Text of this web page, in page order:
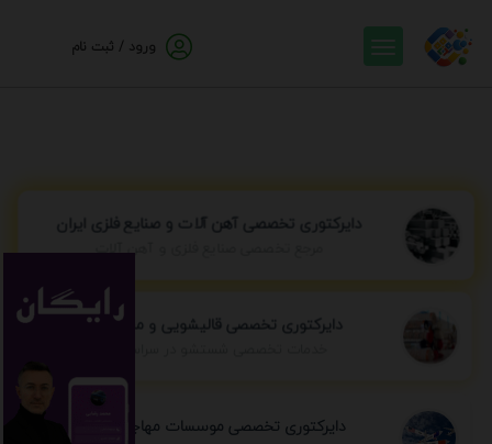
ورود / ثبت نام
دایرکتوری تخصصی آهن آلات و صنایع فلزی ایران
مرجع تخصصی صنایع فلزی و آهن آلات
دایرکتوری تخصصی قالیشویی و مبل شویی
دایرکتوری تخصصی موسسات مهاجرتی ایران